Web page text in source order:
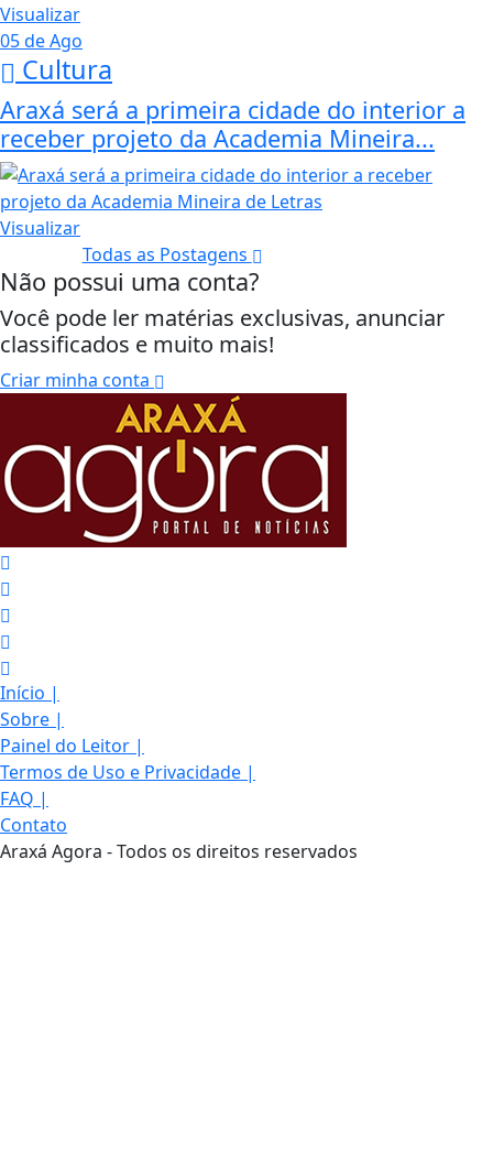
Visualizar
05 de Ago
Cultura
Araxá será a primeira cidade do interior a
receber projeto da Academia Mineira...
Visualizar
Todas as Postagens
Não possui uma conta?
Você pode ler matérias exclusivas, anunciar
classificados e muito mais!
Criar minha conta
Início |
Sobre |
Painel do Leitor |
Termos de Uso e Privacidade |
FAQ |
Contato
Araxá Agora - Todos os direitos reservados